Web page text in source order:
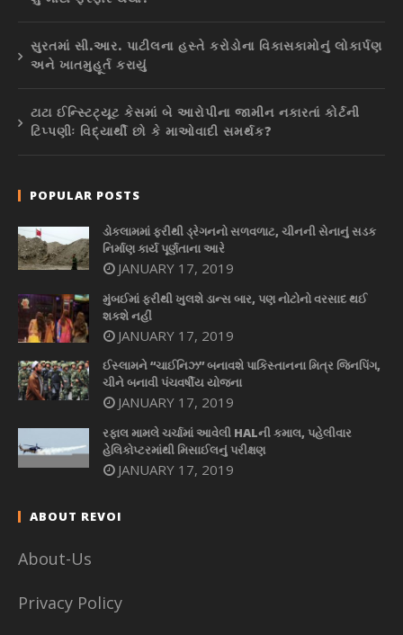
સુરતમાં સી.આર. પાટીલના હસ્તે કરોડોના વિકાસકામોનું લોકાર્પણ
અને ખાતમુહૂર્ત કરાયું
ટાટા ઈન્સ્ટિટ્યૂટ કેસમાં બે આરોપીના જામીન નકારતાં કોર્ટની
ટિપ્પણીઃ વિદ્યાર્થી છો કે માઓવાદી સમર્થક?
POPULAR POSTS
ડોકલામમાં ફરીથી ડ્રેગનનો સળવળાટ, ચીનની સેનાનું સડક
નિર્માણ કાર્ય પૂર્ણતાના આરે
JANUARY 17, 2019
મુંબઈમાં ફરીથી ખુલશે ડાન્સ બાર, પણ નોટોનો વરસાદ થઈ
શકશે નહીં
JANUARY 17, 2019
ઈસ્લામને “ચાઈનિઝ” બનાવશે પાકિસ્તાનના મિત્ર જિનપિંગ,
ચીને બનાવી પંચવર્ષીય યોજના
JANUARY 17, 2019
રફાલ મામલે ચર્ચામાં આવેલી HALની કમાલ, પહેલીવાર
હેલિકોપ્ટરમાંથી મિસાઈલનું પરીક્ષણ
JANUARY 17, 2019
ABOUT REVOI
About-Us
Privacy Policy